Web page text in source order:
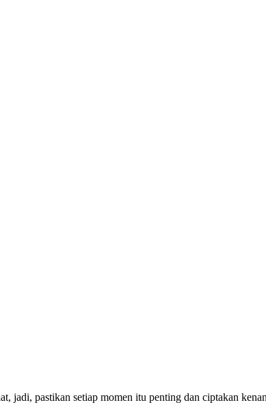
jadi, pastikan setiap momen itu penting dan ciptakan